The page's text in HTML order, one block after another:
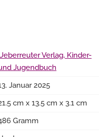
Verlag, Kinder-
Jugendbuch
Januar 2025
cm x 13.5 cm x 3.1 cm
Gramm